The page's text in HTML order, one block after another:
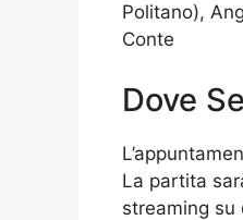
Politano),
Conte
Dove
La partita
streaming su